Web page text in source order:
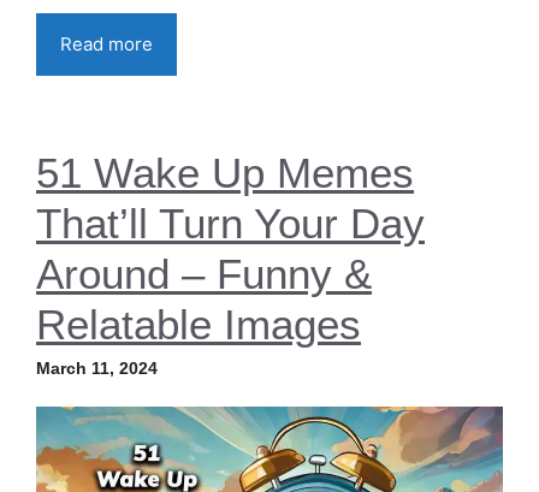
Read more
51 Wake Up Memes
That’ll Turn Your Day
Around – Funny &
Relatable Images
March 11, 2024